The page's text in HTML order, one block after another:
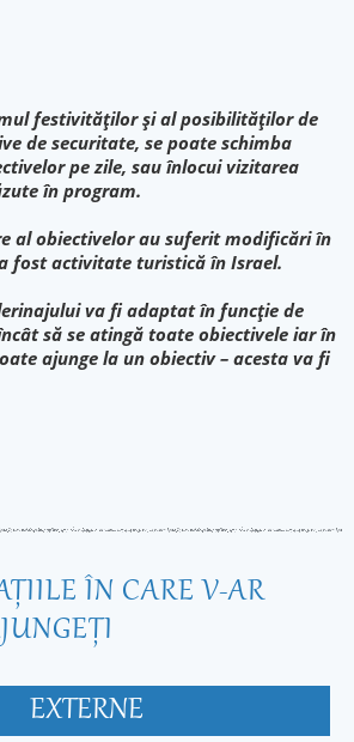
festivităţilor şi al posibilităţilor de
de securitate, se poate schimba
pe zile, sau înlocui vizitarea
în program.
al obiectivelor au suferit modificări în
fost activitate turistică în Israel.
va fi adaptat în funcție de
să se atingă toate obiectivele iar în
ajunge la un obiectiv – acesta va fi
ÎN CARE V-AR
EXTERNE